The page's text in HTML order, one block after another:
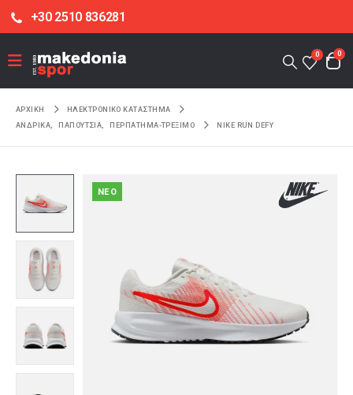
+30 2510 836281
0 0
ΑΡΧΙΚΉ
ΗΛΕΚΤΡΟΝΙΚΌ ΚΑΤΆΣΤΗΜΑ
ΑΝΔΡΙΚΑ
ΠΑΠΟΥΤΣΙΑ ΠΕΡΠΑΤΗΜΑ-ΤΡΕΞΙΜΟ NIKE RUN DEFY
NEO